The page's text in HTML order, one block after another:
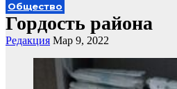
Общество
Гордость района
Редакция Мар 9, 2022